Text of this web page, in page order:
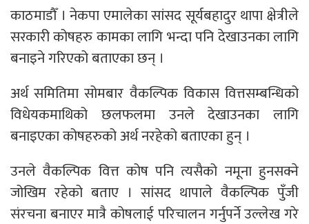
काठमाडाैँ । नेकपा एमालेका सांसद सूर्यबहादुर थापा क्षेत्रीले
सरकारी कोषहरु कामका लागि भन्दा पनि देखाउनका लागि
बनाइने गरिएको बताएका छन् ।
अर्थ समितिमा सोमबार वैकल्पिक विकास वित्तसम्बन्धिको
विधेयकमाथिको छलफलमा उनले देखाउनका लागि
बनाइएका कोषहरुको अर्थ नरहेको बताएका हुन् ।
उनले वैकल्पिक वित्त कोष पनि त्यसैको नमूना हुनसक्ने
जोखिम रहेको बताए । सांसद थापाले वैकल्पिक पुँजी
संरचना बनाएर मात्रै कोषलाई परिचालन गर्नुपर्ने उल्लेख गरे